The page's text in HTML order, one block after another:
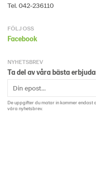
Tel. 042-236110
FÖLJ OSS
Facebook
NYHETSBREV
Ta del av våra bästa
De uppgifter du matar in kommer endast
våra nyhetsbrev.